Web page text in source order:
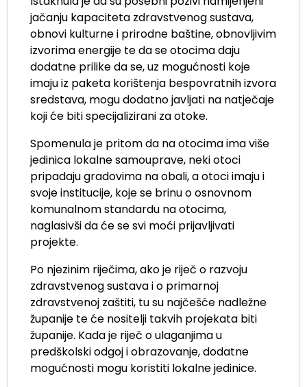
jačanju kapaciteta zdravstvenog sustava,
obnovi kulturne i prirodne baštine, obnovljivim
izvorima energije te da se otocima daju
dodatne prilike da se, uz mogućnosti koje
imaju iz paketa korištenja bespovratnih izvora
sredstava, mogu dodatno javljati na natječaje
koji će biti specijalizirani za otoke.
Spomenula je pritom da na otocima ima više
jedinica lokalne samouprave, neki otoci
pripadaju gradovima na obali, a otoci imaju i
svoje institucije, koje se brinu o osnovnom
komunalnom standardu na otocima,
naglasivši da će se svi moći prijavljivati
projekte.
Po njezinim riječima, ako je riječ o razvoju
zdravstvenog sustava i o primarnoj
zdravstvenoj zaštiti, tu su najčešće nadležne
županije te će nositelji takvih projekata biti
županije. Kada je riječ o ulaganjima u
predškolski odgoj i obrazovanje, dodatne
mogućnosti mogu koristiti lokalne jedinice.